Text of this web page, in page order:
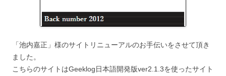
「池内嘉正」様のサイトリニューアルのお手伝いをさせて頂き
ました。
こちらのサイトはGeeklog日本語開発版ver2.1.3を使ったサイト